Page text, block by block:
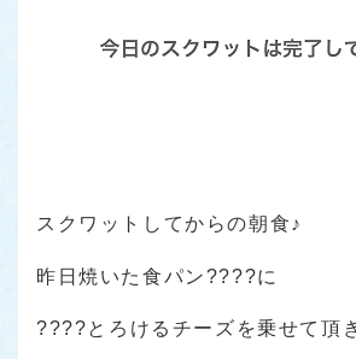
スクワットしてからの朝食♪
昨日焼いた食パン????に
????とろけるチーズを乗せて頂